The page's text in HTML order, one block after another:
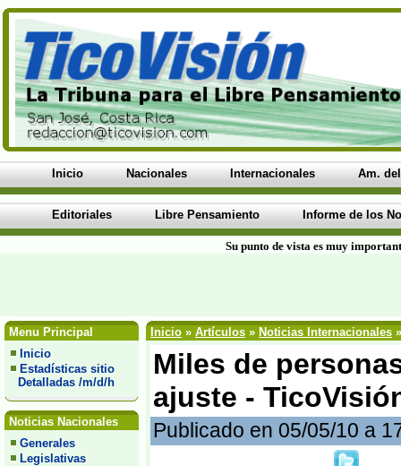
Inicio Nacionales Internacionales Am.
Editoriales Libre Pensamiento Informe de los
Su punto de vista es muy
Menu Principal
Inicio
Estadísticas sitio
Detalladas /m/d/h
Noticias Nacionales
Generales
Legislativas
Inicio » Artículos » Noticias Internacionales
Miles de
ajuste -
Publicado en 05/05/10 a